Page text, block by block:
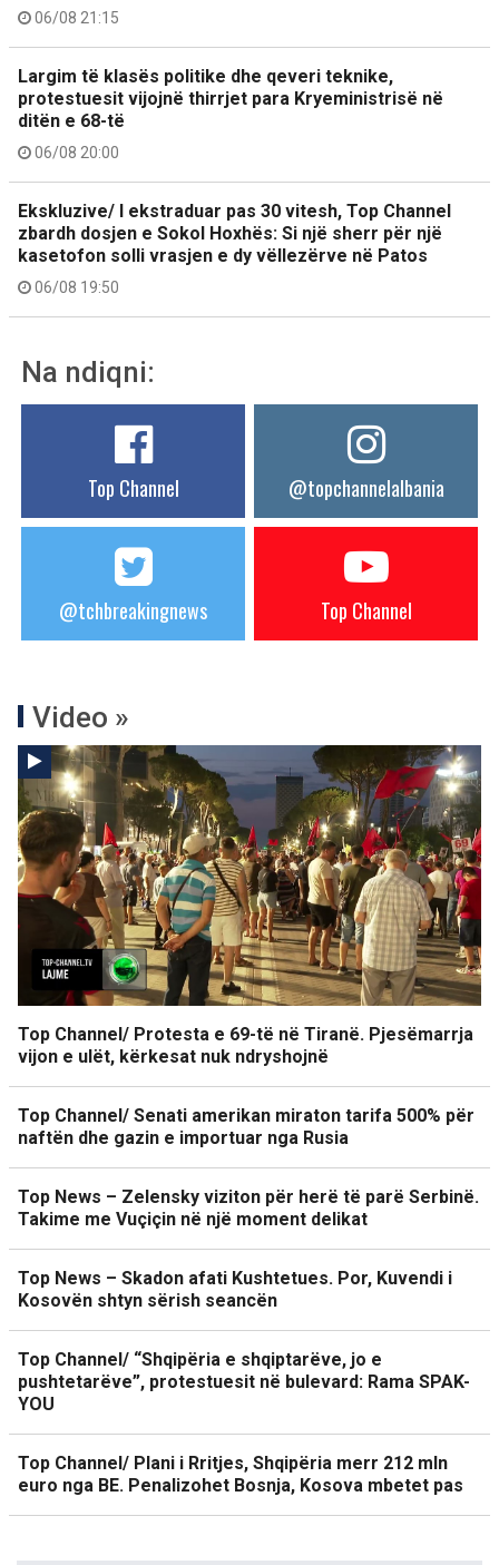
06/08 21:15
Largim të klasës politike dhe qeveri teknike,
protestuesit vijojnë thirrjet para Kryeministrisë në
ditën e 68-të
06/08 20:00
Ekskluzive/ I ekstraduar pas 30 vitesh, Top Channel
zbardh dosjen e Sokol Hoxhës: Si një sherr për një
kasetofon solli vrasjen e dy vëllezërve në Patos
06/08 19:50
Na ndiqni:
Top Channel @topchannelalbania
@tchbreakingnews Top Channel
Video »
Top Channel/ Protesta e 69-të në Tiranë. Pjesëmarrja
vijon e ulët, kërkesat nuk ndryshojnë
Top Channel/ Senati amerikan miraton tarifa 500% për
naftën dhe gazin e importuar nga Rusia
Top News – Zelensky viziton për herë të parë Serbinë.
Takime me Vuçiçin në një moment delikat
Top News – Skadon afati Kushtetues. Por, Kuvendi i
Kosovën shtyn sërish seancën
Top Channel/ “Shqipëria e shqiptarëve, jo e
pushtetarëve”, protestuesit në bulevard: Rama SPAK-
YOU
Top Channel/ Plani i Rritjes, Shqipëria merr 212 mln
euro nga BE. Penalizohet Bosnja, Kosova mbetet pas